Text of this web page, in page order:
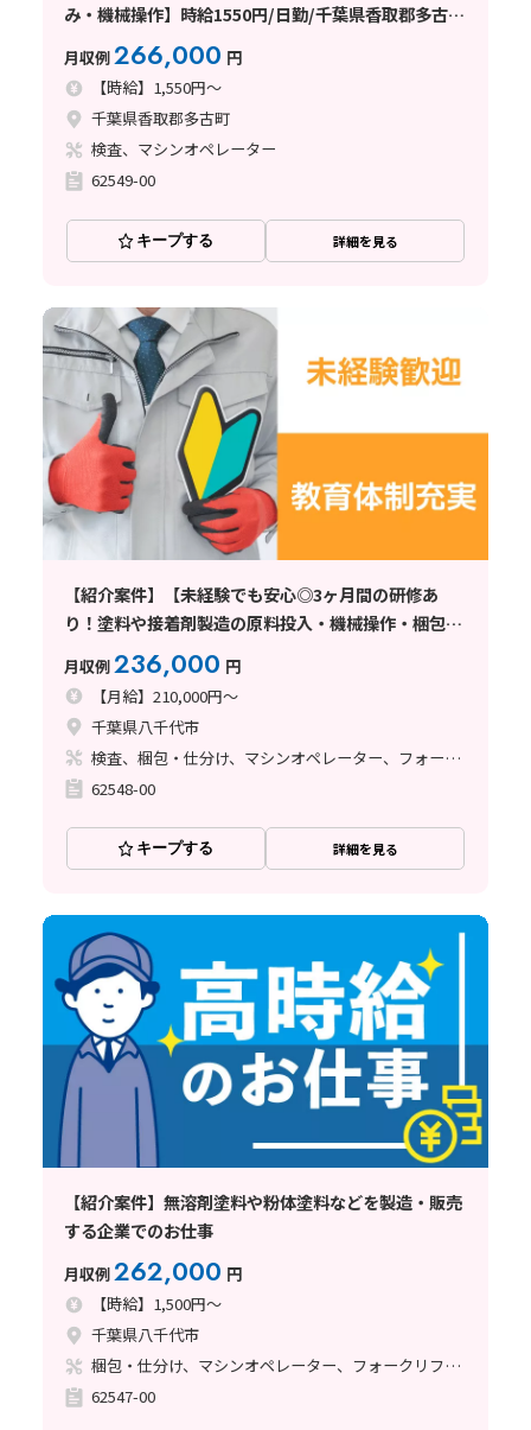
み・機械操作】時給1550円/日勤/千葉県香取郡多古
町/土日祝休み/空調完備/未経験OK/残業少なめ/住み
込みWORKも大歓迎です
月収例266,000 円
【時給】1,550円～
千葉県香取郡多古町
検査、マシンオペレーター
62549-00
キープする 詳細を見る
【紹介案件】【未経験でも安心◎3ヶ月間の研修あ
り！塗料や接着剤製造の原料投入・機械操作・梱包】
月給21万円/3交替/千葉県八千代市/土日休み/寮完備/
フォークリフトの資格取得支援制度
月収例236,000 円
【月給】210,000円～
千葉県八千代市
検査、梱包・仕分け、マシンオペレーター、フォークリフト、塗装
62548-00
キープする 詳細を見る
【紹介案件】無溶剤塗料や粉体塗料などを製造・販売
する企業でのお仕事
月収例262,000 円
【時給】1,500円～
千葉県八千代市
梱包・仕分け、マシンオペレーター、フォークリフト、塗装
62547-00